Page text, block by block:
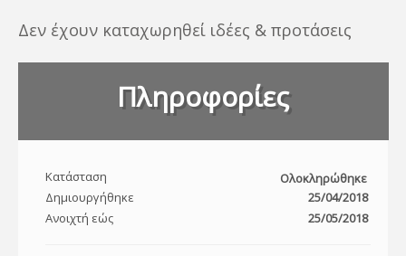
Δεν έχουν καταχωρηθεί ιδέες & προτάσεις
Πληροφορίες
Κατάσταση
Ολοκληρώθηκε
Δημιουργήθηκε
25/04/2018
Ανοιχτή εώς
25/05/2018